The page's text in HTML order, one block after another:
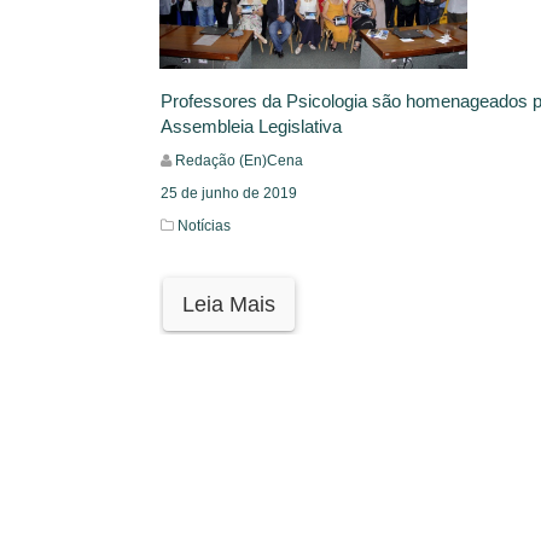
Professores da Psicologia são homenageados
Assembleia Legislativa
Redação (En)Cena
25 de junho de 2019
Notícias
Leia Mais